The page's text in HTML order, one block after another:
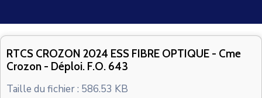
RTCS CROZON 2024 ESS FIBRE OPTIQUE - Cme
Crozon - Déploi. F.O. 643
Taille du fichier : 586.53 KB